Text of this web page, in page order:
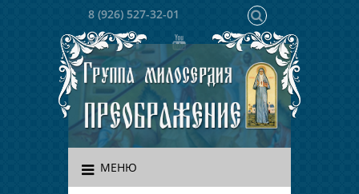
8 (926) 527-32-01
МЕНЮ